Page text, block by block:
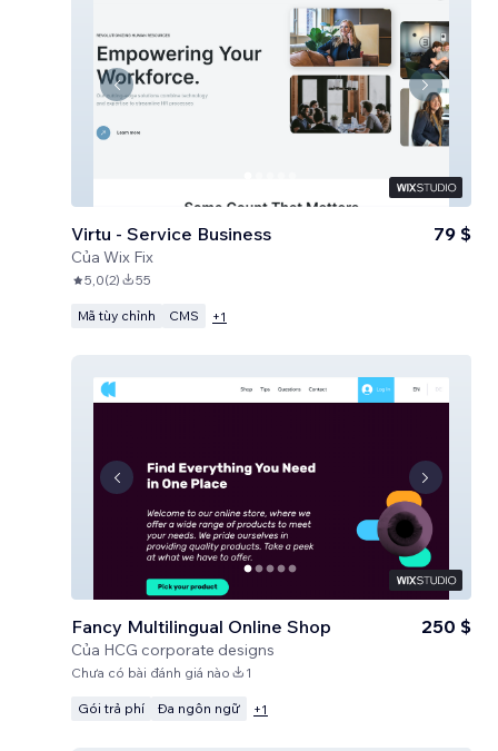
Virtu - Service Business
Của Wix Fix
79 $
5,0(2) 55
Mã tùy chỉnh CMS +1
Fancy Multilingual Online Shop
Của HCG corporate designs
250 $
Chưa có bài đánh giá nào 1
Gói trả phí Đa ngôn ngữ +1